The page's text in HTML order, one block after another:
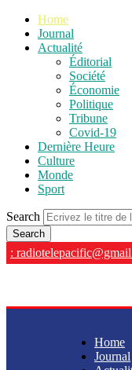
Home
Journal
Actualité
Éditorial
Société
Économie
Politique
Tribune
Covid-19
Dernière Heure
Culture
Monde
Sport
Search
:
Home
Journal